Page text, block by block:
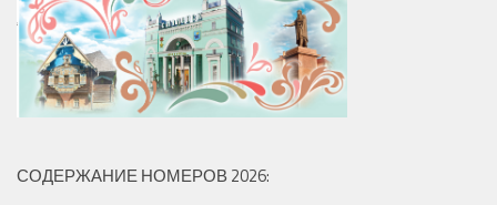
СОДЕРЖАНИЕ НОМЕРОВ 2026: